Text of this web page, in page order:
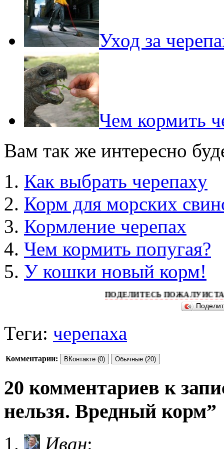
Уход за
Чем кормить
Вам так же интересно
Как выбрать черепаху
Корм для морских
Кормление черепах
Чем кормить попугая?
У кошки новый корм!
ПОДЕЛИТЕСЬ ПОЖАЛУЙСТА ЭТОЙ
Теги: черепаха
Комментарии: ВКонтакте (0) Обычные (20)
20 комментариев к
нельзя. Вредный корм”
Иван: